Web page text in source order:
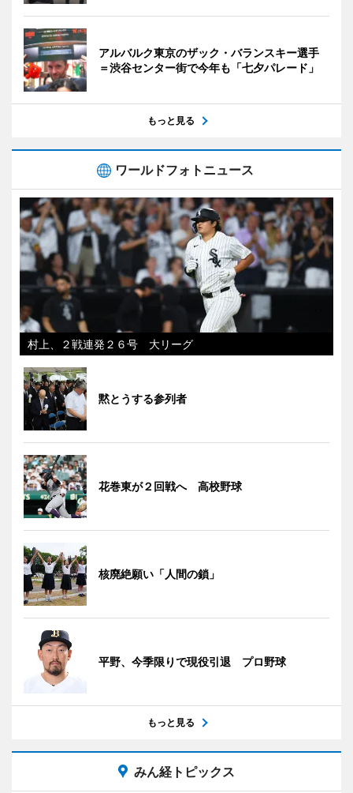
アルバルク東京のザック・バランスキー選手
＝渋谷センター街で今年も「七夕パレード」
もっと見る
ワールドフォトニュース
村上、２戦連発２６号 大リーグ
黙とうする参列者
花巻東が２回戦へ 高校野球
核廃絶願い「人間の鎖」
平野、今季限りで現役引退 プロ野球
もっと見る
みん経トピックス